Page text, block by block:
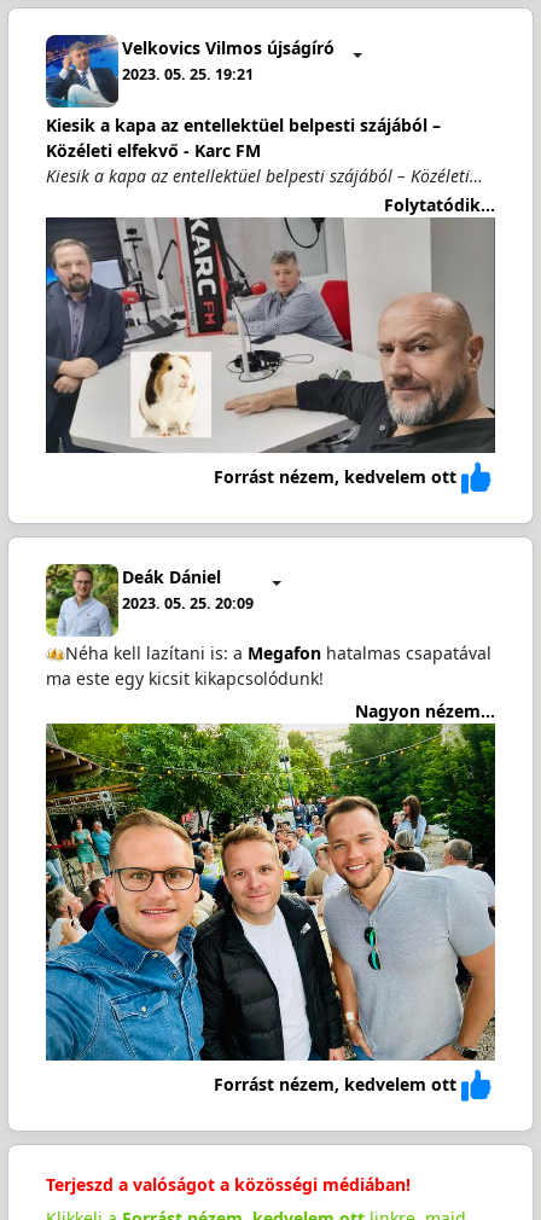
Velkovics Vilmos újságíró
2023. 05. 25. 19:21
Kiesik a kapa az entellektüel belpesti szájából –
Közéleti elfekvő - Karc FM
Kiesik a kapa az entellektüel belpesti szájából – Közéleti…
Folytatódik...
Forrást nézem, kedvelem ott
Deák Dániel
2023. 05. 25. 20:09
Néha kell lazítani is: a Megafonhatalmas csapatával
ma este egy kicsit kikapcsolódunk!
Nagyon nézem...
Forrást nézem, kedvelem ott
Terjeszd a valóságot a közösségi médiában!